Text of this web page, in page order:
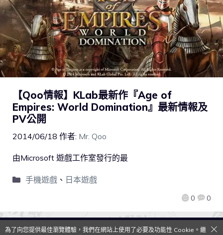
【Qoo情報】KLab最新作『Age of
Empires: World Domination』最新情報及
PV公開
2014/06/18 作者: Mr. Qoo
0 0
由Microsoft 遊戲工作室發行的最
手機遊戲、 日本遊戲
為了向您提供最佳瀏覽體驗，我們在網站上使用了必要及功能性 Cookie。繼